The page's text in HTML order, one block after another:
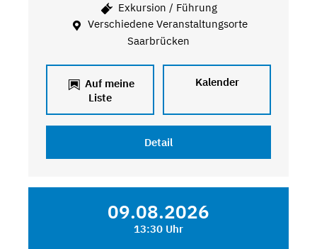
Exkursion / Führung
Verschiedene Veranstaltungsorte
Saarbrücken
Auf meine
Liste
Kalender
Detail
09.08.2026
13:30 Uhr